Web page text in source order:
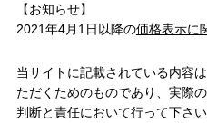
【お知らせ】
2021年4月1日以降の価格表示に
当サイトに記載されている内容
ただくためのものであり、実際
判断と責任において行って下さ